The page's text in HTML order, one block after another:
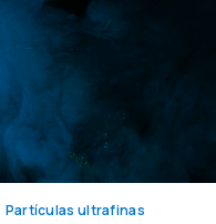
Partículas ultrafinas